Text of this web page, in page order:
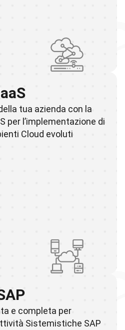
tua azienda con la
per l’implementazione di
Cloud evoluti
e completa per
Sistemistiche SAP